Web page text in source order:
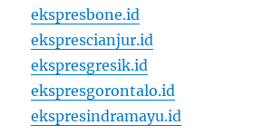
ekspresbone.id
eksprescianjur.id
ekspresgresik.id
ekspresgorontalo.id
ekspresindramayu.id